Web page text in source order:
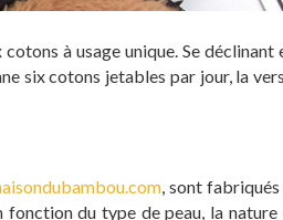
à usage unique. Se
six cotons jetables par jour, la
, sont
du type de peau, la nature